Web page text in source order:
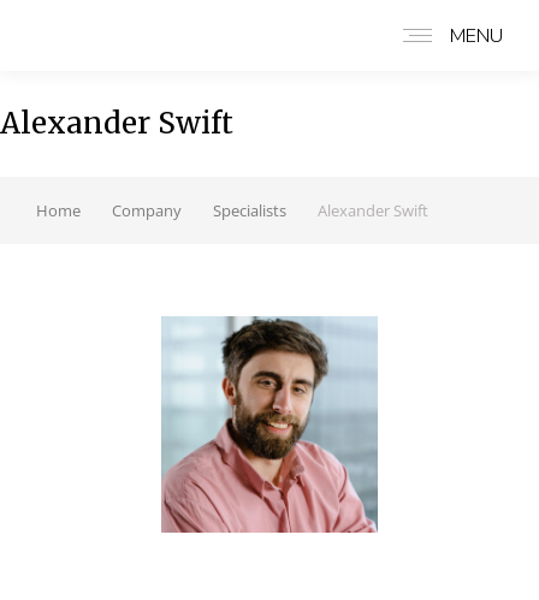
MENU
Alexander Swift
Home Company Specialists Alexander Swift